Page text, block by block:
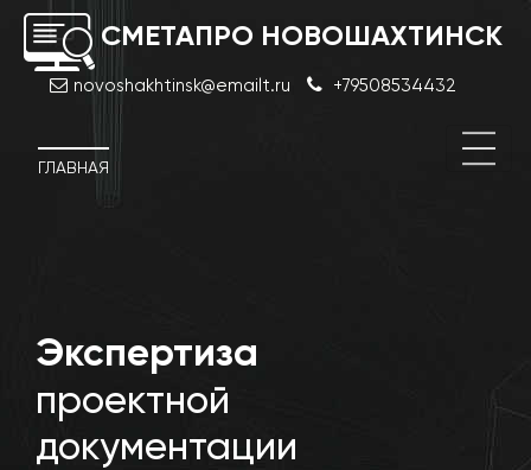
СМЕТАПРО НОВОШАХТИНСК
novoshakhtinsk@emailt.ru +79508534432
ГЛАВНАЯ
Экспертиза
проектной
документации